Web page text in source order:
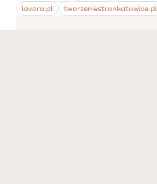
lavora.pl
tworzeniestronkatowice.pl